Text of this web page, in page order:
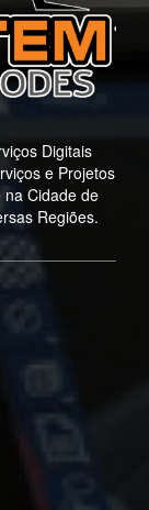
Digitais
e Projetos
na Cidade de
Regiões.